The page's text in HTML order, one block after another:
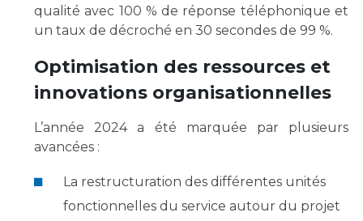
qualité avec 100 % de réponse téléphonique et
un taux de décroché en 30 secondes de 99 %.
Optimisation des ressources et
innovations organisationnelles
L’année 2024 a été marquée par plusieurs
avancées :
La restructuration des différentes unités
fonctionnelles du service autour du projet